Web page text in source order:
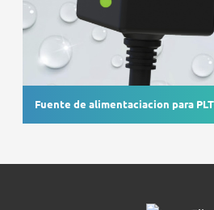
Fuente de alimentaciacion para